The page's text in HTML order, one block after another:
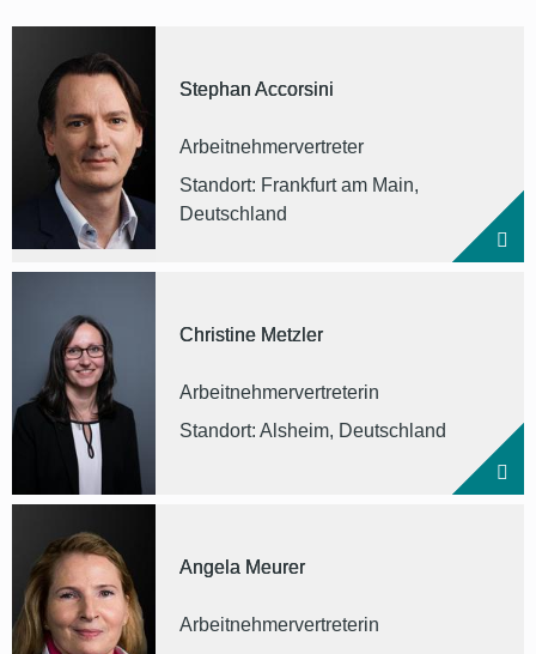
Stephan Accorsini
Arbeitnehmervertreter
Standort: Frankfurt am Main,
Deutschland
Christine Metzler
Arbeitnehmervertreterin
Standort: Alsheim, Deutschland
Angela Meurer
Arbeitnehmervertreterin